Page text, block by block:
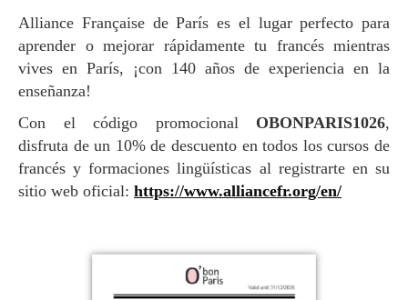
Alliance Française de París es el lugar perfecto para
aprender o mejorar rápidamente tu francés mientras
vives en París, ¡con 140 años de experiencia en la
enseñanza!
Con el código promocional OBONPARIS1026,
disfruta de un 10% de descuento en todos los cursos de
francés y formaciones lingüísticas al registrarte en su
sitio web oficial: https://www.alliancefr.org/en/